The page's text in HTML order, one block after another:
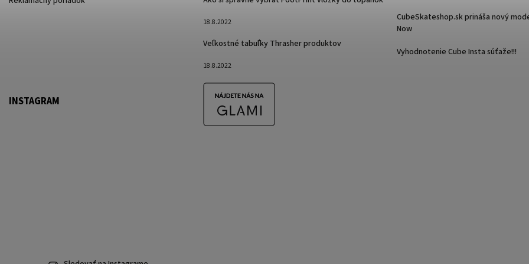
18.8.2022
Veľkostné tabuľky Thrasher produktov
18.8.2022
CubeSkateshop.sk prináša nový
Now
Vyhodnotenie Cube Insta súťaže!!!
INSTAGRAM